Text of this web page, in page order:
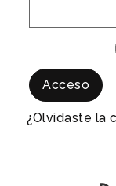
Acceso
¿Olvidaste la